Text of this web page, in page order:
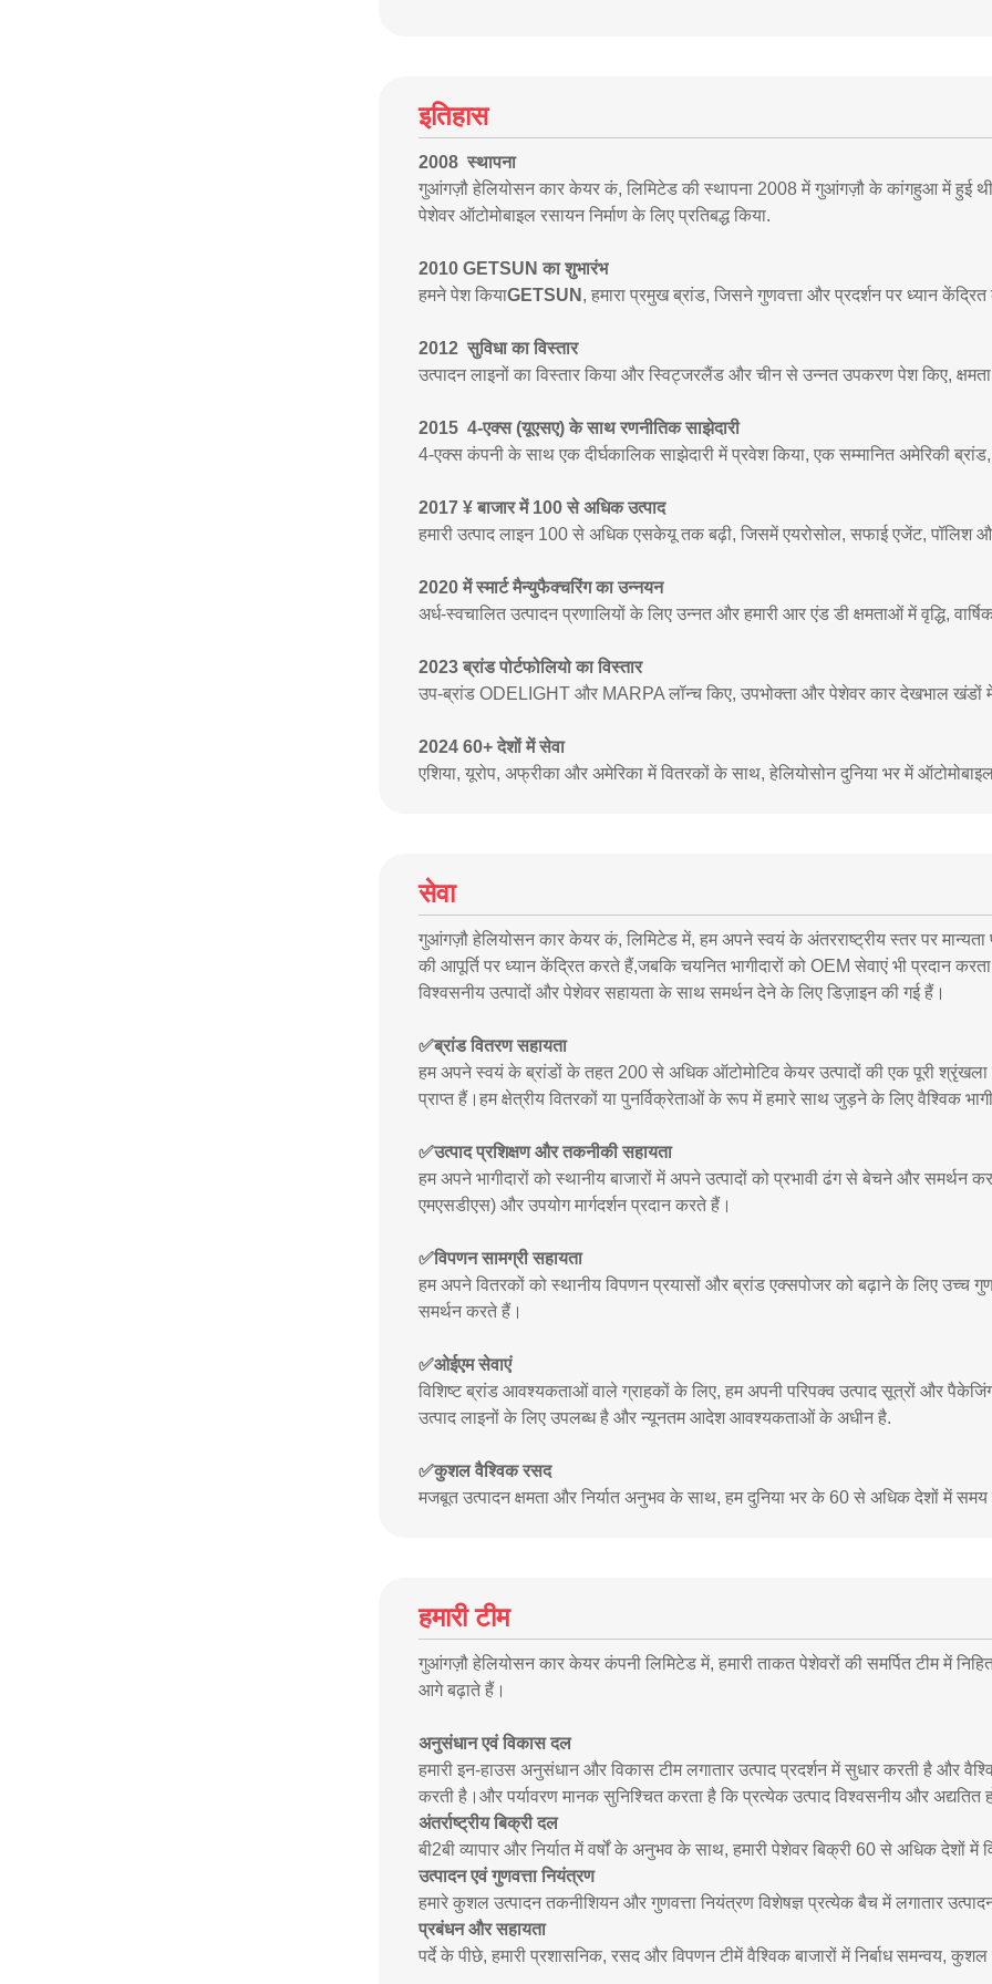
इतिहास
2008 ️ स्थापना
गुआंगज़ौ हेलियोसन कार केयर कं, लिमिटेड की स्थापना 2008 में गुआंगज़ौ के कांगहुआ में हुई
पेशेवर ऑटोमोबाइल रसायन निर्माण के लिए प्रतिबद्ध किया.
2010 GETSUN का शुभारंभ
हमने पेश कियाGETSUN , हमारा प्रमुख ब्रांड, जिसने गुणवत्ता और प्रदर्शन पर ध्यान
2012 ️ सुविधा का विस्तार
उत्पादन लाइनों का विस्तार किया और स्विट्जरलैंड और चीन से उन्नत उपकरण पेश किए,
2015 ️ 4-एक्स (यूएसए) के साथ रणनीतिक साझेदारी
4-एक्स कंपनी के साथ एक दीर्घकालिक साझेदारी में प्रवेश किया, एक सम्मानित अमेरिकी
2017 ¥ बाजार में 100 से अधिक उत्पाद
हमारी उत्पाद लाइन 100 से अधिक एसकेयू तक बढ़ी, जिसमें एयरोसोल, सफाई एजेंट, पॉलिश
2020 में स्मार्ट मैन्युफैक्चरिंग का उन्नयन
अर्ध-स्वचालित उत्पादन प्रणालियों के लिए उन्नत और हमारी आर एंड डी क्षमताओं में वृद्धि, वार्षिक
2023 ब्रांड पोर्टफोलियो का विस्तार
उप-ब्रांड ODELIGHT और MARPA लॉन्च किए, उपभोक्ता और पेशेवर कार देखभाल खंडों में
2024 60+ देशों में सेवा
एशिया, यूरोप, अफ्रीका और अमेरिका में वितरकों के साथ, हेलियोसोन दुनिया भर में
सेवा
गुआंगज़ौ हेलियोसन कार केयर कं, लिमिटेड में, हम अपने स्वयं के अंतरराष्ट्रीय स्तर पर मान्यता
की आपूर्ति पर ध्यान केंद्रित करते हैं,जबकि चयनित भागीदारों को OEM सेवाएं भी प्रदान
विश्वसनीय उत्पादों और पेशेवर सहायता के साथ समर्थन देने के लिए डिज़ाइन की गई हैं।
✅ब्रांड वितरण सहायता
हम अपने स्वयं के ब्रांडों के तहत 200 से अधिक ऑटोमोटिव केयर उत्पादों की एक पूरी श्रृंखला
प्राप्त हैं।हम क्षेत्रीय वितरकों या पुनर्विक्रेताओं के रूप में हमारे साथ जुड़ने के लिए वैश्विक
✅उत्पाद प्रशिक्षण और तकनीकी सहायता
हम अपने भागीदारों को स्थानीय बाजारों में अपने उत्पादों को प्रभावी ढंग से बेचने और
एमएसडीएस) और उपयोग मार्गदर्शन प्रदान करते हैं।
✅विपणन सामग्री सहायता
हम अपने वितरकों को स्थानीय विपणन प्रयासों और ब्रांड एक्सपोजर को बढ़ाने के लिए उच्च
समर्थन करते हैं।
✅ओईएम सेवाएं
विशिष्ट ब्रांड आवश्यकताओं वाले ग्राहकों के लिए, हम अपनी परिपक्व उत्पाद सूत्रों और
उत्पाद लाइनों के लिए उपलब्ध है और न्यूनतम आदेश आवश्यकताओं के अधीन है.
✅कुशल वैश्विक रसद
मजबूत उत्पादन क्षमता और निर्यात अनुभव के साथ, हम दुनिया भर के 60 से अधिक देशों में
हमारी टीम
गुआंगज़ौ हेलियोसन कार केयर कंपनी लिमिटेड में, हमारी ताकत पेशेवरों की समर्पित टीम में
आगे बढ़ाते हैं।
अनुसंधान एवं विकास दल
हमारी इन-हाउस अनुसंधान और विकास टीम लगातार उत्पाद प्रदर्शन में सुधार करती है और
करती है।और पर्यावरण मानक सुनिश्चित करता है कि प्रत्येक उत्पाद विश्वसनीय और अद्यतित
अंतर्राष्ट्रीय बिक्री दल
बी2बी व्यापार और निर्यात में वर्षों के अनुभव के साथ, हमारी पेशेवर बिक्री 60 से अधिक देशों में
उत्पादन एवं गुणवत्ता नियंत्रण
हमारे कुशल उत्पादन तकनीशियन और गुणवत्ता नियंत्रण विशेषज्ञ प्रत्येक बैच में लगातार
प्रबंधन और सहायता
पर्दे के पीछे, हमारी प्रशासनिक, रसद और विपणन टीमें वैश्विक बाजारों में निर्बाध समन्वय,